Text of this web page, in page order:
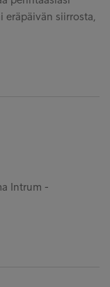
siirrosta,
Intrum -